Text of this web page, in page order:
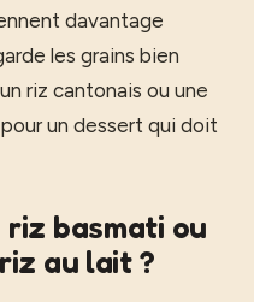
davantage
les grains bien
riz cantonais ou une
un dessert qui doit
basmati ou
au lait ?